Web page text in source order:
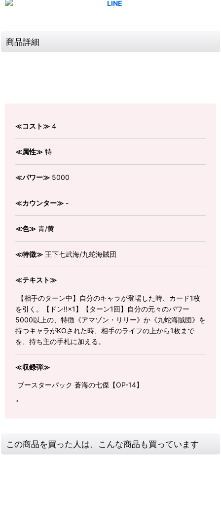
商品詳細
≪コスト≫ 4
≪属性≫ 特
≪パワー≫ 5000
≪カウンター≫ -
≪色≫ 青/黄
≪特徴≫ 王下七武海/九蛇海賊団
≪テキスト≫
【相手のターン中】自分のキャラが登場した時、カード1枚
を引く。【ドン!!×1】【ターン1回】自分の元々のパワー
5000以上の、特徴《アマゾン・リリー》か《九蛇海賊団》を
持つキャラがKOされた時、相手のライフの上から1枚まで
を、持ち主の手札に加える。
≪収録弾≫
ブースターパック 蒼海の七傑【OP-14】
"
この商品を買った人は、こんな商品も買っています